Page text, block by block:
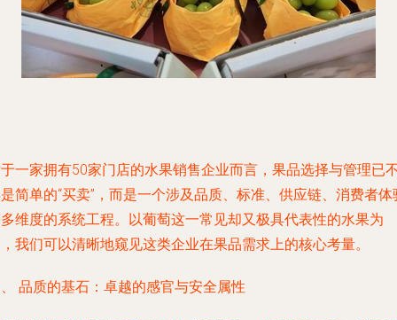
一家拥有50家门店的水果销售企业而言，果品选择与管理已
简单的“买卖”，而是一个涉及品质、标准、供应链、消费者体
维度的系统工程。以葡萄这一常见却又极具代表性的水果为
我们可以清晰地窥见这类企业在果品需求上的核心考量。
品质的基石：卓越的感官与安全属性